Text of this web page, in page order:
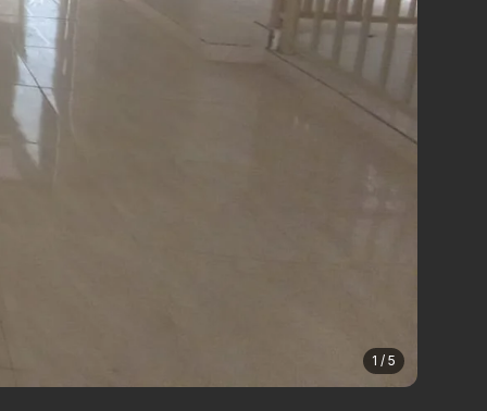
1 / 5